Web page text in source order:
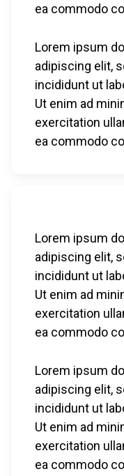
ea commodo
Lorem ipsum
adipiscing elit,
incididunt ut
Ut enim ad
exercitation
ea commodo
Lorem ipsum
adipiscing elit,
incididunt ut
Ut enim ad
exercitation
ea commodo
Lorem ipsum
adipiscing elit,
incididunt ut
Ut enim ad
exercitation
ea commodo